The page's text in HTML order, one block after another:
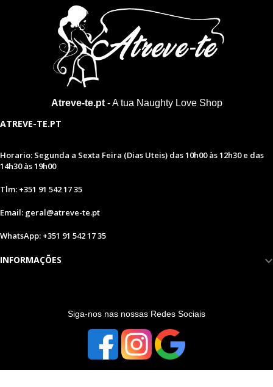
Atreve-te.pt- A tua Naughty Love Shop
ATREVE-TE.PT
Horario: Segunda a Sexta Feira (Dias Uteis) das 10h00 às 12h30 e das
14h30 às 19h00
Tlm: +351 91 542 17 35
Email: geral@atreve-te.pt
WhatsApp: +351 91 542 17 35
INFORMAÇÕES
Siga-nos nas nossas Redes Sociais